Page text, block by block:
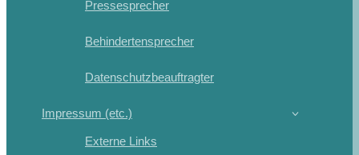
Pressesprecher
Behindertensprecher
Datenschutzbeauftragter
Impressum (etc.)
Externe Links